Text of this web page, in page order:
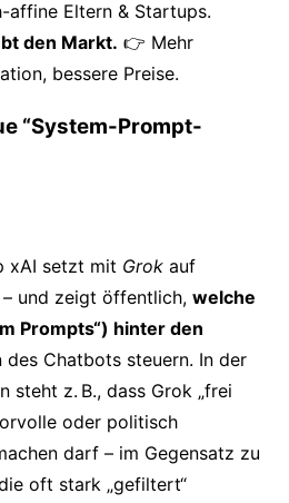
affine Eltern & Startups.
den Markt. 👉 Mehr
bessere Preise.
“System-Prompt-
xAI setzt mit Grok auf
und zeigt öffentlich, welche
Prompts“) hinter den
des Chatbots steuern. In der
steht z. B., dass Grok „frei
oder politisch
darf – im Gegensatz zu
oft stark „gefiltert“